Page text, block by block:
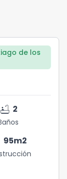
de los
bathtub 2
95m2